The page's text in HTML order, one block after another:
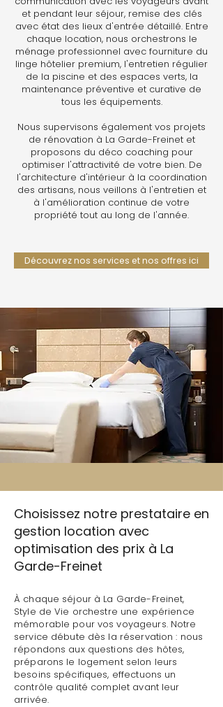
et pendant leur séjour, remise des clés
avec état des lieux d'entrée détaillé. Entre
chaque location, nous orchestrons le
ménage professionnel avec fourniture du
linge hôtelier premium, l'entretien régulier
de la piscine et des espaces verts, la
maintenance préventive et curative de
tous les équipements.
Nous supervisons également vos projets
de rénovation à La Garde-Freinet et
proposons du déco coaching pour
optimiser l'attractivité de votre bien. De
l'architecture d'intérieur à la coordination
des artisans, nous veillons à l'entretien et
à l'amélioration continue de votre
propriété tout au long de l'année.
Découvrez nos services et nos offres ici
Choisissez notre prestataire en
gestion location avec
optimisation des prix à La
Garde-Freinet
À chaque séjour à La Garde-Freinet,
Style de Vie orchestre une expérience
mémorable pour vos voyageurs. Notre
service débute dès la réservation : nous
répondons aux questions des hôtes,
préparons le logement selon leurs
besoins spécifiques, effectuons un
contrôle qualité complet avant leur
arrivée.